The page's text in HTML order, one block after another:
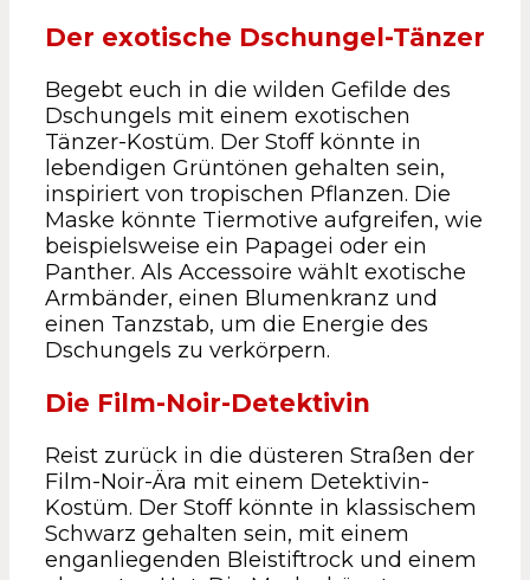
Der exotische Dschungel-Tänzer
Begebt euch in die wilden Gefilde des
Dschungels mit einem exotischen
Tänzer-Kostüm. Der Stoff könnte in
lebendigen Grüntönen gehalten sein,
inspiriert von tropischen Pflanzen. Die
Maske könnte Tiermotive aufgreifen, wie
beispielsweise ein Papagei oder ein
Panther. Als Accessoire wählt exotische
Armbänder, einen Blumenkranz und
einen Tanzstab, um die Energie des
Dschungels zu verkörpern.
Die Film-Noir-Detektivin
Reist zurück in die düsteren Straßen der
Film-Noir-Ära mit einem Detektivin-
Kostüm. Der Stoff könnte in klassischem
Schwarz gehalten sein, mit einem
enganliegenden Bleistiftrock und einem